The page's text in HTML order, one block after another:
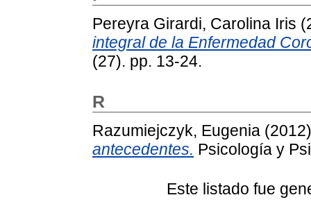
Pereyra Girardi, Carolina Iris
integral de la Enfermedad
(27). pp. 13-24.
R
Razumiejczyk, Eugenia
antecedentes. Psicología y
Este listado fue